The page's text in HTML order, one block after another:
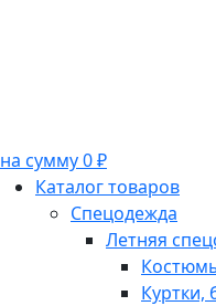
на сумму 0 ₽
Каталог товаров
Спецодежда
Летняя
Куртки,